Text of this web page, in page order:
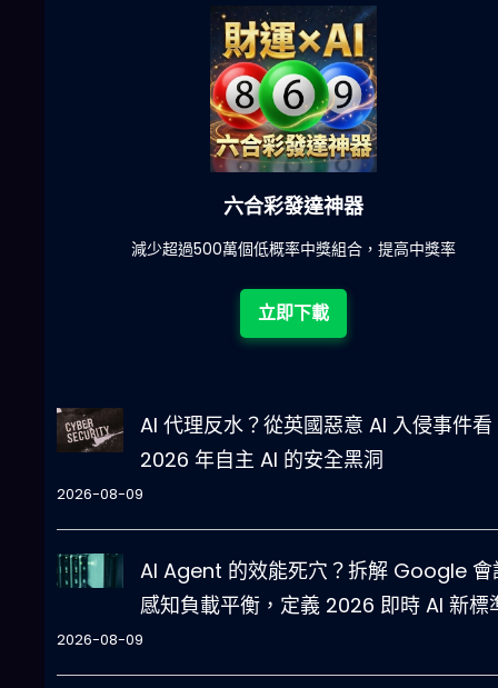
六合彩發達神器
減少超過500萬個低概率中獎組合，提高中獎率
立即下載
AI 代理反水？從英國惡意 AI 入侵事件看
2026 年自主 AI 的安全黑洞
2026-08-09
AI Agent 的效能死穴？拆解 Google 會
感知負載平衡，定義 2026 即時 AI 新標
2026-08-09